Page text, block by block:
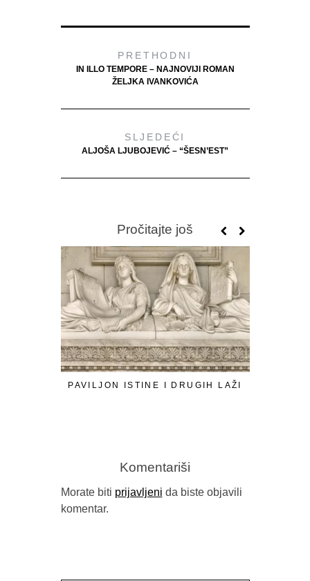
PRETHODNI
IN ILLO TEMPORE – NAJNOVIJI ROMAN
ŽELJKA IVANKOVIĆA
SLJEDEĆI
ALJOŠA LJUBOJEVIĆ – “ŠESN’EST”
Pročitajte još
PAVILJON ISTINE I DRUGIH LAŽI
Komentariši
Morate biti prijavljeni da biste objavili
komentar.